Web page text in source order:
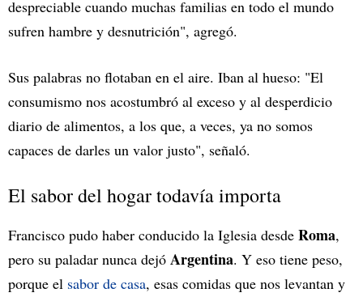
despreciable cuando muchas familias en todo el mundo
sufren hambre y desnutrición", agregó.
Sus palabras no flotaban en el aire. Iban al hueso: "El
consumismo nos acostumbró al exceso y al desperdicio
diario de alimentos, a los que, a veces, ya no somos
capaces de darles un valor justo", señaló.
El sabor del hogar todavía importa
Francisco pudo haber conducido la Iglesia desde Roma,
pero su paladar nunca dejó Argentina. Y eso tiene peso,
porque el sabor de casa, esas comidas que nos levantan y